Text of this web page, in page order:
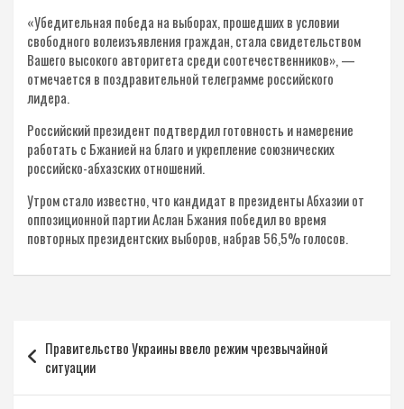
«Убедительная победа на выборах, прошедших в условии
свободного волеизъявления граждан, стала свидетельством
Вашего высокого авторитета среди соотечественников», —
отмечается в поздравительной телеграмме российского
лидера.
Российский президент подтвердил готовность и намерение
работать с Бжанией на благо и укрепление союзнических
российско-абхазских отношений.
Утром стало известно, что кандидат в президенты Абхазии от
оппозиционной партии Аслан Бжания победил во время
повторных президентских выборов, набрав 56,5% голосов.
по
записям
Правительство Украины ввело режим чрезвычайной
ситуации